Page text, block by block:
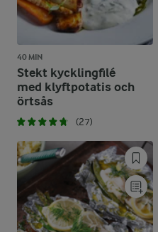
40 MIN
Stekt kycklingfilé
med klyftpotatis och
örtsås
(27)